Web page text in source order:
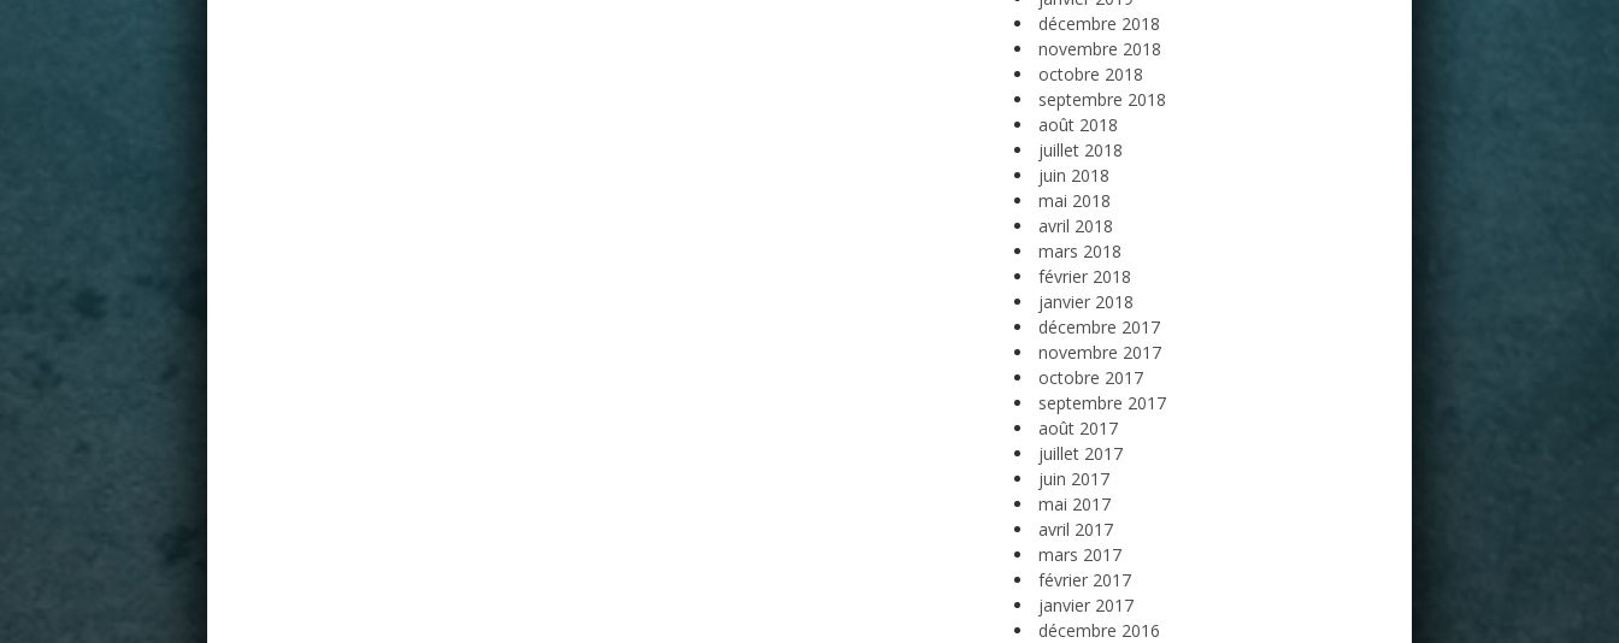
décembre 2018
novembre 2018
octobre 2018
septembre 2018
août 2018
juillet 2018
juin 2018
mai 2018
avril 2018
mars 2018
février 2018
janvier 2018
décembre 2017
novembre 2017
octobre 2017
septembre 2017
août 2017
juillet 2017
juin 2017
mai 2017
avril 2017
mars 2017
février 2017
janvier 2017
décembre 2016